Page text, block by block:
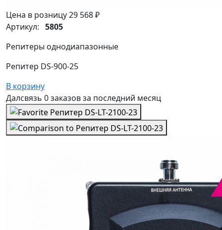
Цена в розницу29 568 ₽
Артикул: 5805
Репитеры однодиапазонные
Репитер DS-900-25
В корзину
Далсвязь 0 заказовза последний месяц